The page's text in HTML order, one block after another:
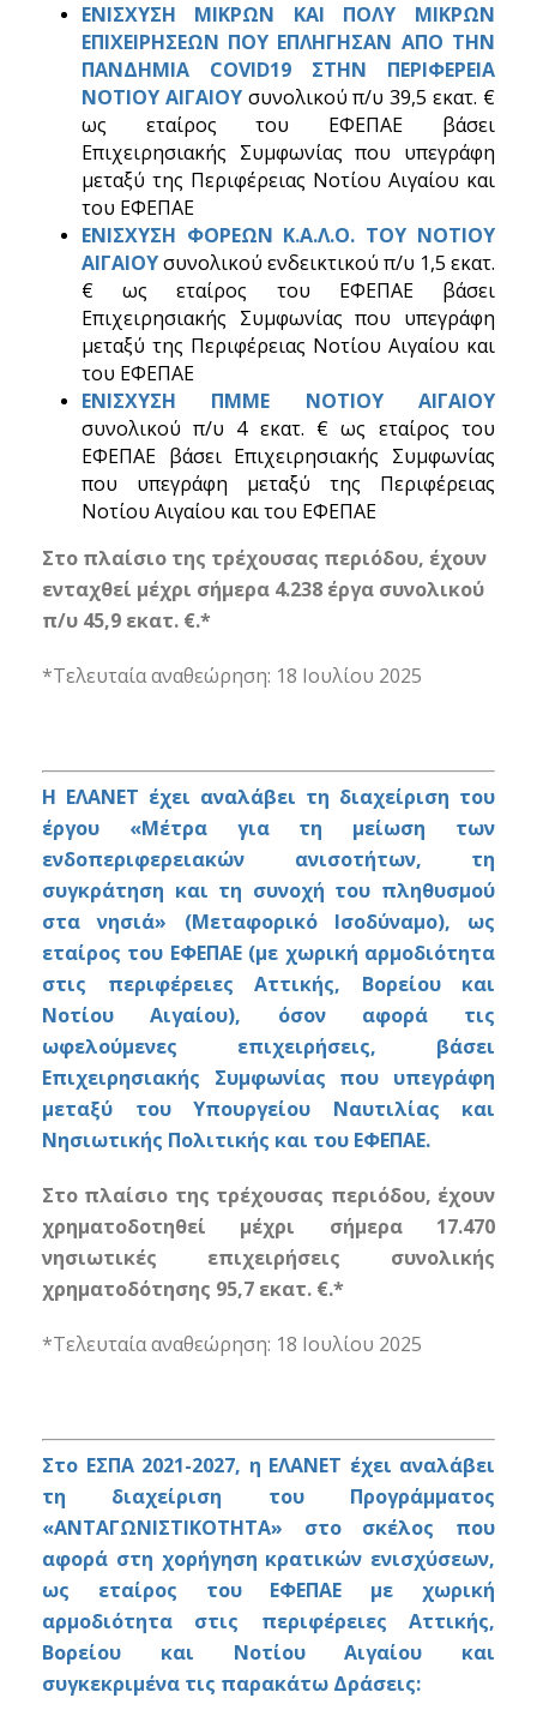
ΕΝΙΣΧΥΣΗ ΜΙΚΡΩΝ ΚΑΙ ΠΟΛΥ ΜΙΚΡΩΝ
ΕΠΙΧΕΙΡΗΣΕΩΝ ΠΟΥ ΕΠΛΗΓΗΣΑΝ ΑΠΟ ΤΗΝ
ΠΑΝΔΗΜΙΑ COVID19 ΣΤΗΝ ΠΕΡΙΦΕΡΕΙΑ
ΝΟΤΙΟΥ ΑΙΓΑΙΟΥσυνολικού π/υ 39,5 εκατ. €
ως εταίρος του ΕΦΕΠΑΕ βάσει
Επιχειρησιακής Συμφωνίας που υπεγράφη
μεταξύ της Περιφέρειας Νοτίου Αιγαίου και
του ΕΦΕΠΑΕ
ΕΝΙΣΧΥΣΗ ΦΟΡΕΩΝ Κ.Α.Λ.Ο. ΤΟΥ NOTIOY
ΑΙΓΑΙΟΥσυνολικού ενδεικτικού π/υ 1,5 εκατ.
€ ως εταίρος του ΕΦΕΠΑΕ βάσει
Επιχειρησιακής Συμφωνίας που υπεγράφη
μεταξύ της Περιφέρειας Νοτίου Αιγαίου και
του ΕΦΕΠΑΕ
ΕΝΙΣΧΥΣΗ ΠΜΜΕ NOTIOY ΑΙΓΑΙΟΥ
συνολικού π/υ 4 εκατ. € ως εταίρος του
ΕΦΕΠΑΕ βάσει Επιχειρησιακής Συμφωνίας
που υπεγράφη μεταξύ της Περιφέρειας
Νοτίου Αιγαίου και του ΕΦΕΠΑΕ
Στο πλαίσιο της τρέχουσας περιόδου, έχουν
ενταχθεί μέχρι σήμερα 4.238 έργα συνολικού
π/υ 45,9 εκατ. €.*
*Τελευταία αναθεώρηση: 18 Ιουλίου 2025
Η ΕΛΑΝΕΤ έχει αναλάβει τη διαχείριση του
έργου «Μέτρα για τη μείωση των
ενδοπεριφερειακών ανισοτήτων, τη
συγκράτηση και τη συνοχή του πληθυσμού
στα νησιά» (Μεταφορικό Ισοδύναμο), ως
εταίρος του ΕΦΕΠΑΕ (με χωρική αρμοδιότητα
στις περιφέρειες Αττικής, Βορείου και
Νοτίου Αιγαίου), όσον αφορά τις
ωφελούμενες επιχειρήσεις, βάσει
Επιχειρησιακής Συμφωνίας που υπεγράφη
μεταξύ του Υπουργείου Ναυτιλίας και
Νησιωτικής Πολιτικής και του ΕΦΕΠΑΕ.
Στο πλαίσιο της τρέχουσας περιόδου, έχουν
χρηματοδοτηθεί μέχρι σήμερα 17.470
νησιωτικές επιχειρήσεις συνολικής
χρηματοδότησης 95,7 εκατ. €.*
*Τελευταία αναθεώρηση: 18 Ιουλίου 2025
Στο ΕΣΠΑ 2021-2027, η ΕΛΑΝΕΤ έχει αναλάβει
τη διαχείριση του Προγράμματος
«ΑΝΤΑΓΩΝΙΣΤΙΚΟΤΗΤΑ» στο σκέλος που
αφορά στη χορήγηση κρατικών ενισχύσεων,
ως εταίρος του ΕΦΕΠΑΕ με χωρική
αρμοδιότητα στις περιφέρειες Αττικής,
Βορείου και Νοτίου Αιγαίου και
συγκεκριμένα τις παρακάτω Δράσεις: